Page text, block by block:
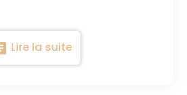
Lire la suite